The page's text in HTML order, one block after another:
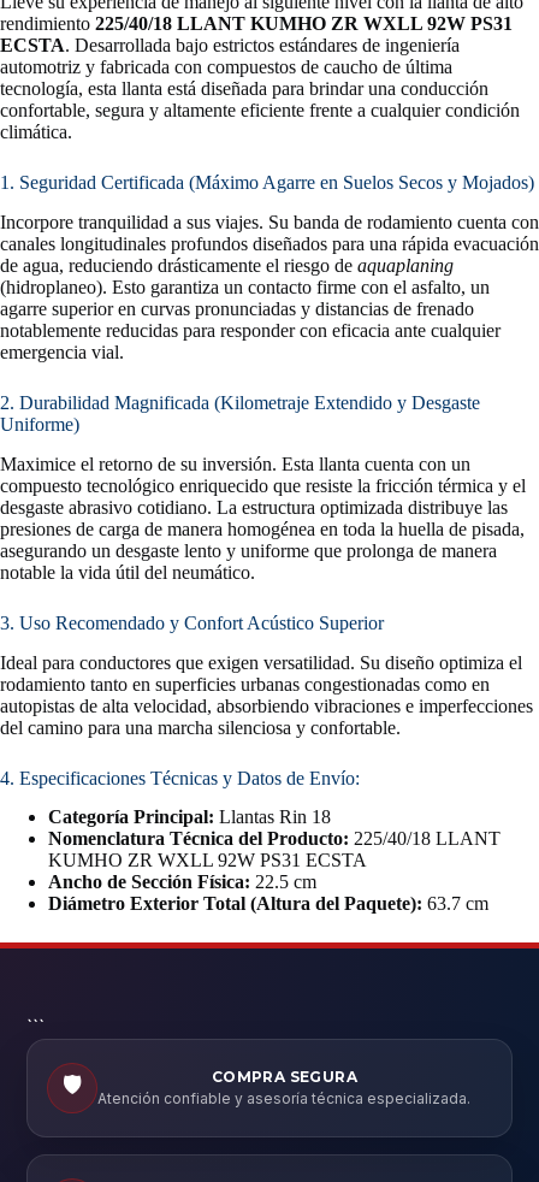
rendimiento 225/40/18 LLANT KUMHO ZR WXLL 92W PS31
ECSTA. Desarrollada bajo estrictos estándares de ingeniería
automotriz y fabricada con compuestos de caucho de última
tecnología, esta llanta está diseñada para brindar una conducción
confortable, segura y altamente eficiente frente a cualquier condición
climática.
1. Seguridad Certificada (Máximo Agarre en Suelos Secos y Mojados)
Incorpore tranquilidad a sus viajes. Su banda de rodamiento cuenta con
canales longitudinales profundos diseñados para una rápida evacuación
de agua, reduciendo drásticamente el riesgo de aquaplaning
(hidroplaneo). Esto garantiza un contacto firme con el asfalto, un
agarre superior en curvas pronunciadas y distancias de frenado
notablemente reducidas para responder con eficacia ante cualquier
emergencia vial.
2. Durabilidad Magnificada (Kilometraje Extendido y Desgaste
Uniforme)
Maximice el retorno de su inversión. Esta llanta cuenta con un
compuesto tecnológico enriquecido que resiste la fricción térmica y el
desgaste abrasivo cotidiano. La estructura optimizada distribuye las
presiones de carga de manera homogénea en toda la huella de pisada,
asegurando un desgaste lento y uniforme que prolonga de manera
notable la vida útil del neumático.
3. Uso Recomendado y Confort Acústico Superior
Ideal para conductores que exigen versatilidad. Su diseño optimiza el
rodamiento tanto en superficies urbanas congestionadas como en
autopistas de alta velocidad, absorbiendo vibraciones e imperfecciones
del camino para una marcha silenciosa y confortable.
4. Especificaciones Técnicas y Datos de Envío:
Categoría Principal: Llantas Rin 18
Nomenclatura Técnica del Producto: 225/40/18 LLANT
KUMHO ZR WXLL 92W PS31 ECSTA
Ancho de Sección Física: 22.5 cm
Diámetro Exterior Total (Altura del Paquete): 63.7 cm
```
🛡️
COMPRA SEGURA
Atención confiable y asesoría técnica especializada.